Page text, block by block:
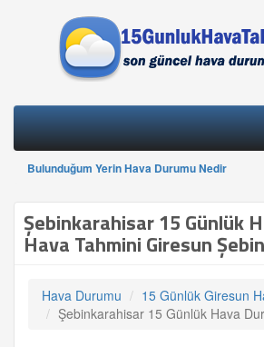
Bulunduğum Yerin Hava Durumu Nedir
Şebinkarahisar 15 Günlük
Hava Tahmini Giresun
Hava Durumu
15 Günlük Giresun
Şebinkarahisar 15 Günlük Hava